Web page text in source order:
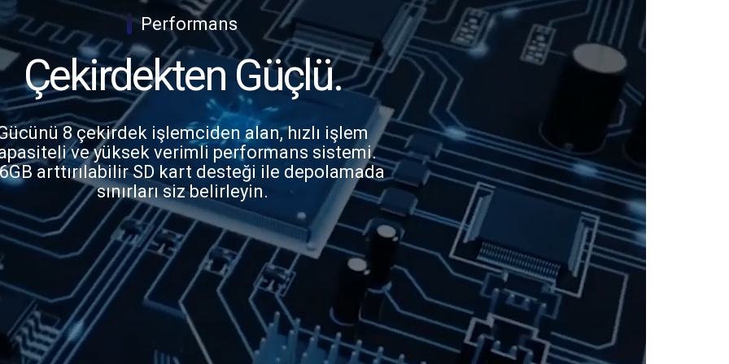
| Performans
Çekirdekten Güçlü.
8 çekirdek işlemciden alan, hızlı işlem
ve yüksek verimli performans sistemi.
arttırılabilir SD kart desteği ile depolamada
sınırları siz belirleyin.